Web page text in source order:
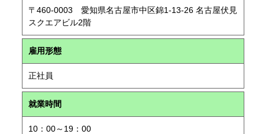
〒460-0003 愛知県名古屋市中区錦1-13-26 名古屋伏見
スクエアビル2階
雇用形態
正社員
就業時間
10：00～19：00